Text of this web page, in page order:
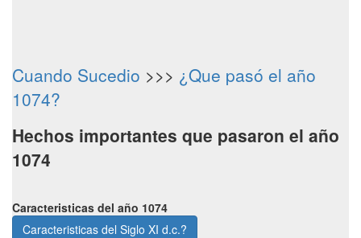
Cuando Sucedio >>> ¿Que pasó el año
1074?
Hechos importantes que pasaron el año
1074
Caracteristicas del año 1074
Caracteristicas del Siglo XI d.c.?